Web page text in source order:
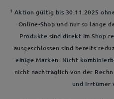
1 Aktion gültig bis 30.11.2025
Online-Shop und nur so lange
Produkte sind direkt im Shop
ausgeschlossen sind bereits
einige Marken. Nicht
nicht nachträglich von der
und Irrtümer